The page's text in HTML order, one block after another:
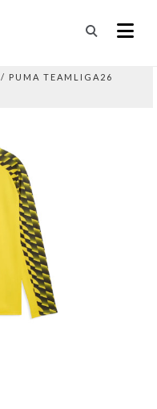
/ PUMA TEAMLIGA26